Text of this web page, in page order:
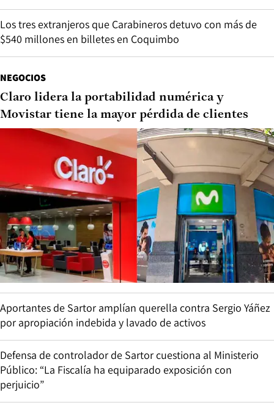
Los tres extranjeros que Carabineros detuvo con más de
$540 millones en billetes en Coquimbo
NEGOCIOS
Claro lidera la portabilidad numérica y
Movistar tiene la mayor pérdida de clientes
Aportantes de Sartor amplían querella contra Sergio Yáñez
por apropiación indebida y lavado de activos
Defensa de controlador de Sartor cuestiona al Ministerio
Público: “La Fiscalía ha equiparado exposición con
perjuicio”